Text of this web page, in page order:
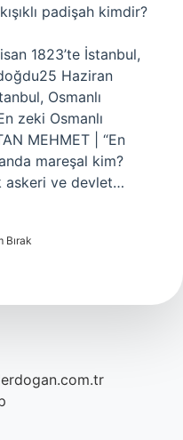
padişah kimdir?
1823’te İstanbul,
Haziran
Osmanlı
zeki Osmanlı
MEHMET | “En
mareşal kim?
askeri ve devlet…
Bırak